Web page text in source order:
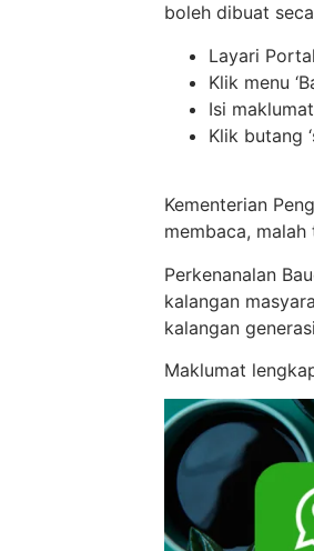
boleh dibuat
Layari
Klik menu
Isi
Klik butang
Kementerian
membaca,
Perkenanalan
kalangan
kalangan
Maklumat